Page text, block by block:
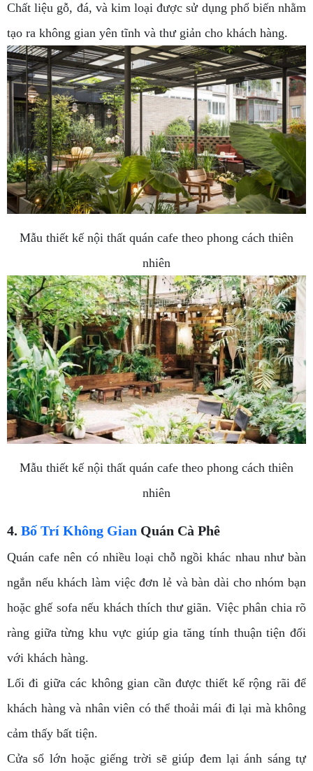
Chất liệu gỗ, đá, và kim loại được sử dụng phổ biến nhằm
tạo ra không gian yên tĩnh và thư giản cho khách hàng.
Mẫu thiết kế nội thất quán cafe theo phong cách thiên
nhiên
Mẫu thiết kế nội thất quán cafe theo phong cách thiên
nhiên
4. Bố Trí Không Gian Quán Cà Phê
Quán cafe nên có nhiều loại chỗ ngồi khác nhau như bàn
ngắn nếu khách làm việc đơn lẻ và bàn dài cho nhóm bạn
hoặc ghế sofa nếu khách thích thư giãn. Việc phân chia rõ
ràng giữa từng khu vực giúp gia tăng tính thuận tiện đối
với khách hàng.
Lối đi giữa các không gian cần được thiết kế rộng rãi để
khách hàng và nhân viên có thể thoải mái đi lại mà không
cảm thấy bất tiện.
Cửa sổ lớn hoặc giếng trời sẽ giúp đem lại ánh sáng tự